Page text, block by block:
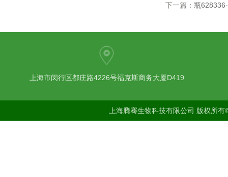
下一篇： 瓶
上海市闵行区都庄路4226号福克斯商务大厦D419
上海腾骞生物科技有限公司 版权所